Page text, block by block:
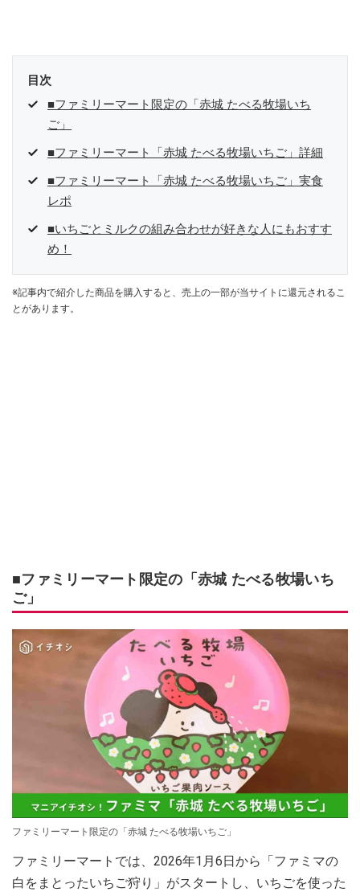
目次
■ファミリーマート限定の「赤城 たべる牧場いち
ご」
■ファミリーマート「赤城 たべる牧場いちご」詳細
■ファミリーマート「赤城 たべる牧場いちご」実食
レポ
■いちごとミルクの組み合わせが好きな人にもおすす
め！
※記事内で紹介した商品を購入すると、売上の一部が当サイトに還元されるこ
とがあります。
■ファミリーマート限定の「赤城 たべる牧場いち
ご」
ファミリーマート限定の「赤城 たべる牧場いちご」
ファミリーマートでは、2026年1月6日から「ファミマの
白をまとったいちご狩り」がスタートし、いちごを使った